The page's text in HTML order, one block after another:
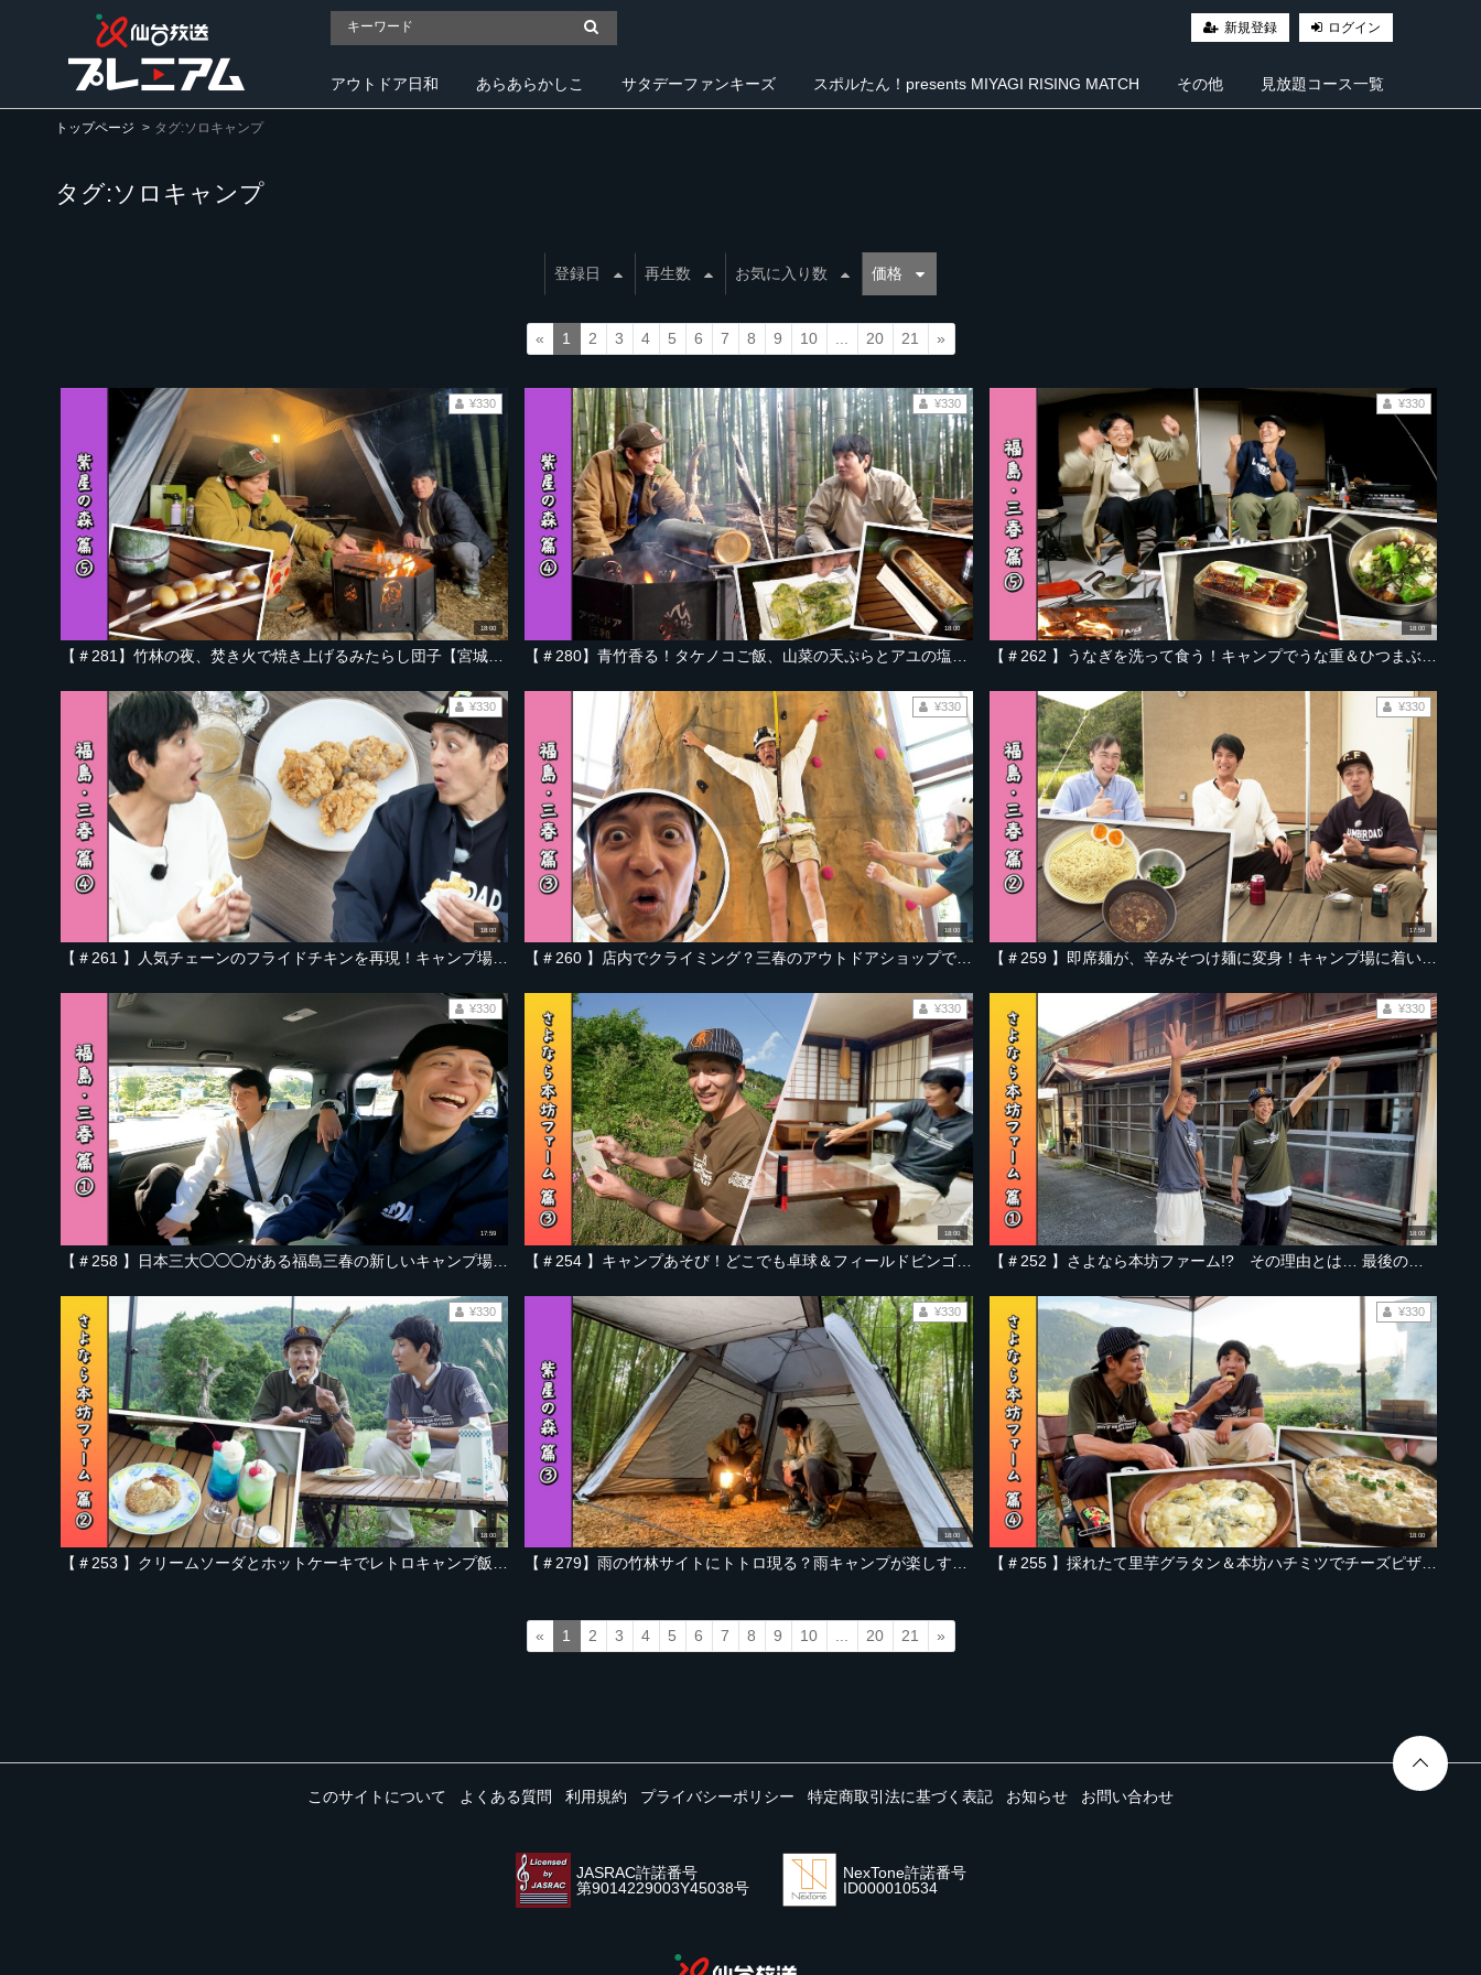
新規登録 ログイン
アウトドア日和 あらあらかしこ サタデーファンキーズ スポルたん！presents MIYAGI RISING MATCH その他 見放題コース一覧
トップページ タグ:ソロキャンプ
タグ:ソロキャンプ
登録日 再生数 お気に入り数 価格
« 1 2 3 4 5 6 7 8 9 10 20 21 »
18:00
¥330
18:00
¥330
18:00
¥330
18:00
¥330
18:00
¥330
17:59
【＃259 】即席麺が、辛みそつけ麺に変身！キャンプ場に着いてすぐ食べられる「つなぎ飯」【福島・三春編 Part-02】
¥330
17:59
¥330
18:00
¥330
18:00
【＃252 】さよなら本坊ファーム!? その理由とは… 最後の野菜でキャンプ飯何つくる？【山形・西川本坊ファーム2025秋編 Part-01】
¥330
18:00
¥330
18:00
¥330
18:00
【＃255 】採れたて里芋グラタン＆本坊ハチミツでチーズピザ！本坊三昧のキャンプ飯【山形・西川本坊ファーム2025秋編 Part-04】
¥330
« 1 2 3 4 5 6 7 8 9 10 20 21 »
このサイトについて よくある質問 利用規約 プライバシーポリシー 特定商取引法に基づく表記 お知らせ お問い合わせ
JASRAC許諾番号
第9014229003Y45038号
NexTone許諾番号
ID000010534